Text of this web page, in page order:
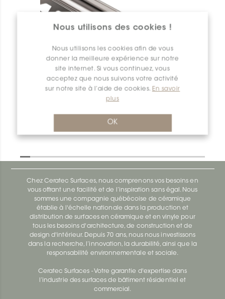
Nous utilisons des cookies !
Nous utilisons les cookies afin de vous
donner la meilleure expérience sur notre
site internet. Si vous continuez, vous
acceptez que nous suivons votre activité
sur notre site à l’aide de cookies. En savoir
plus
OK
Dilex-Ahk E90Q/AHK1S/TSB
Dilex-Ahk AHK1S100ACG
Chez Ceratec Surfaces, nous comprenons vos besoins en
vous offrant une facilité et de l’inspiration sans égal. Nous
sommes une compagnie québécoise de céramique
établie à l'échelle nationale dans la production et
distribution de surfaces en céramique et en vinyle pour
tous les besoins d'architecture, de construction et de
design d'intérieur. Depuis 70 ans, nous nous investissons
dans la recherche, l’innovation, la durabilité, ainsi que la
responsabilité environnementale et sociale.
Ceratec Surfaces - Votre garantie d'expertise dans
l’industrie des surfaces de bâtiment résidentiel et
commercial.